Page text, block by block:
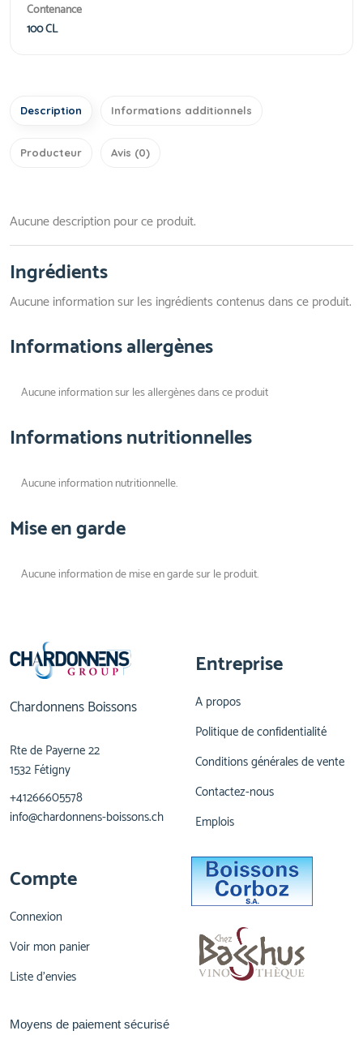
Contenance
100 CL
Description Informations additionnels
Producteur Avis (0)
Aucune description pour ce produit.
Ingrédients
Aucune information sur les ingrédients contenus dans ce produit.
Informations allergènes
Aucune information sur les allergènes dans ce produit
Informations nutritionnelles
Aucune information nutritionnelle.
Mise en garde
Aucune information de mise en garde sur le produit.
Chardonnens Boissons
Rte de Payerne 22
1532 Fétigny
+41266605578
info@chardonnens-boissons.ch
Entreprise
A propos
Politique de confidentialité
Conditions générales de vente
Contactez-nous
Emplois
Compte
Connexion
Voir mon panier
Liste d'envies
Moyens de paiement sécurisé